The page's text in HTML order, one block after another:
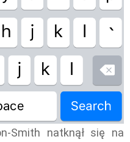
Smith natknął się na